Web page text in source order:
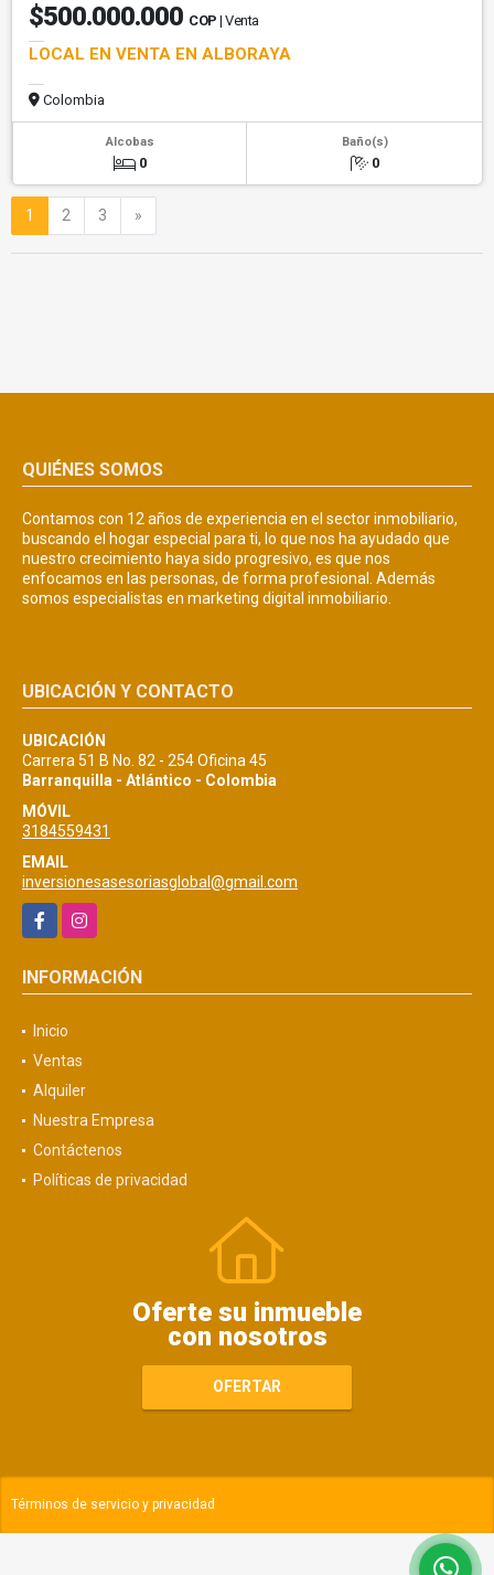
$500.000.000 COP | Venta
LOCAL EN VENTA EN ALBORAYA
Colombia
Alcobas
0
Baño(s)
0
1 2 3 »
QUIÉNES SOMOS
Contamos con 12 años de experiencia en el sector inmobiliario,
buscando el hogar especial para ti, lo que nos ha ayudado que
nuestro crecimiento haya sido progresivo, es que nos
enfocamos en las personas, de forma profesional. Además
somos especialistas en marketing digital inmobiliario.
UBICACIÓN Y CONTACTO
UBICACIÓN
Carrera 51 B No. 82 - 254 Oficina 45
Barranquilla - Atlántico - Colombia
MÓVIL
3184559431
EMAIL
inversionesasesoriasglobal@gmail.com
FacebookInstagram
INFORMACIÓN
Inicio
Ventas
Alquiler
Nuestra Empresa
Contáctenos
Políticas de privacidad
Oferte su inmueble
con nosotros
OFERTAR
Términos de servicio y privacidad